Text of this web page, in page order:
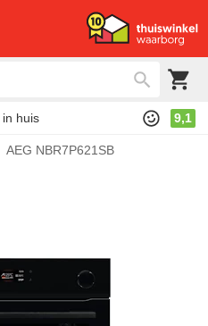
huis 9,1
AEG NBR7P621SB